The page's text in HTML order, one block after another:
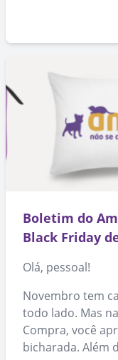
Boletim do
Black Friday
Olá, pessoal!
Novembro tem
todo lado. Mas
Compra, você
bicharada. Além